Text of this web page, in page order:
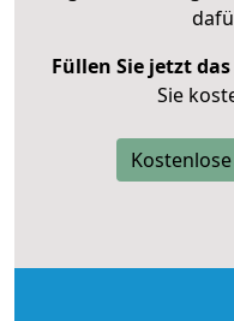
Füllen Sie jetzt
Sie